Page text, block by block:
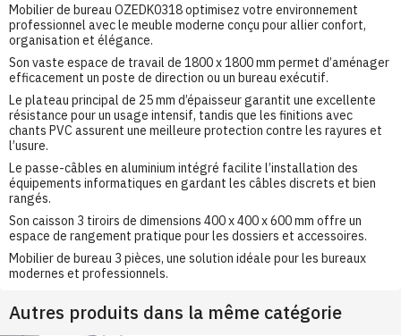
Mobilier de bureau OZEDK0318 optimisez votre environnement
professionnel avec le meuble moderne conçu pour allier confort,
organisation et élégance.
Son vaste espace de travail de 1800 x 1800 mm permet d’aménager
efficacement un poste de direction ou un bureau exécutif.
Le plateau principal de 25 mm d’épaisseur garantit une excellente
résistance pour un usage intensif, tandis que les finitions avec
chants PVC assurent une meilleure protection contre les rayures et
l’usure.
Le passe-câbles en aluminium intégré facilite l’installation des
équipements informatiques en gardant les câbles discrets et bien
rangés.
Son caisson 3 tiroirs de dimensions 400 x 400 x 600 mm offre un
espace de rangement pratique pour les dossiers et accessoires.
Mobilier de bureau 3 pièces, une solution idéale pour les bureaux
modernes et professionnels.
Autres produits dans la même catégorie